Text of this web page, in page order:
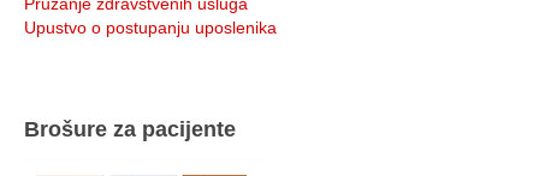
Upustvo o postupanju uposlenika
Brošure za pacijente